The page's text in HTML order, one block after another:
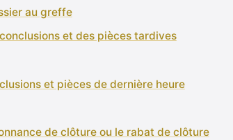
au greffe
et des pièces tardives
et pièces de dernière heure
de clôture ou le rabat de clôture